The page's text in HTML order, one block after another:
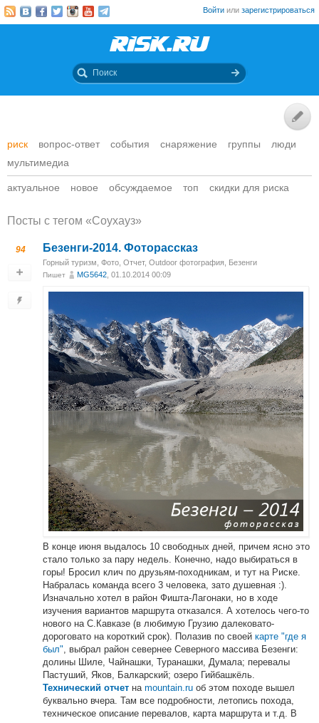
Войти или зарегистрироваться
риск вопрос-ответ события снаряжение группы
люди
мультимедиа
актуальное новое обсуждаемое топ скидки для риска
Посты c тегом «Соухауз»
94 Безенги-2014. Фоторассказ
Горный туризм Фото Отчет, Outdoor фотография Безенги
Пишет MG5642 , 01.10.2014 00:09
В конце июня выдалось 10 свободных дней, причем ясно это
стало только за пару недель. Конечно, надо выбираться в
горы! Бросил клич по друзьям-походникам, и тут на Риске.
Набралась команда всего 3 человека, зато душевная :).
Изначально хотел в район Фишта-Лагонаки, но в ходе
изучения вариантов маршрута отказался. А хотелось чего-то
нового на С.Кавказе (в любимую Грузию далековато-
дороговато на короткий срок). Полазив по своей карте "где я
был" , выбрал район севернее Северного массива Безенги:
долины Шиле, Чайнашки, Туранашки, Думала; перевалы
Пастуший, Яков, Балкарский; озеро Гийбашкёль.
Технический отчет на mountain.ru об этом походе вышел
буквально вчера. Там все подробности, летопись похода,
техническое описание перевалов, карта маршрута и т.д. В